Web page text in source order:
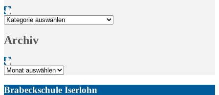
Kategorien
Archiv
Archiv
Brabeckschule Iserlohn